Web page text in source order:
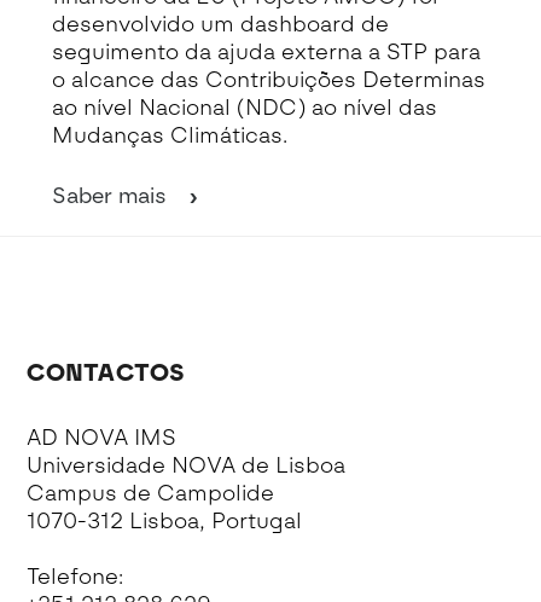
desenvolvido um dashboard de
seguimento da ajuda externa a STP para
o alcance das Contribuições Determinas
ao nível Nacional (NDC) ao nível das
Mudanças Climáticas.
Saber mais
CONTACTOS
AD NOVA IMS
Universidade NOVA de Lisboa
Campus de Campolide
1070-312 Lisboa, Portugal
Telefone: